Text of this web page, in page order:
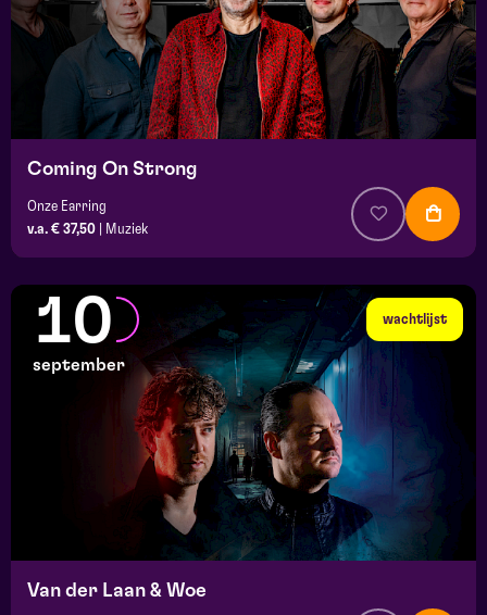
Coming On Strong
Onze Earring
v.a. € 37,50
Muziek
wachtlijst
10
september
Van der Laan & Woe